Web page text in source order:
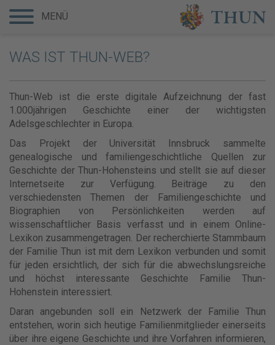
WAS IST THUN-WEB?
Thun-Web ist die erste digitale Aufzeichnung der fast
1.000jährigen Geschichte einer der wichtigsten
Adelsgeschlechter in Europa.
Das Projekt der Universität Innsbruck sammelte
genealogische und familiengeschichtliche Quellen zur
Geschichte der Thun-Hohensteins und stellt sie auf dieser
Internetseite zur Verfügung. Beiträge zu den
verschiedensten Themen der Familiengeschichte und
Biographien von Persönlichkeiten werden auf
wissenschaftlicher Basis verfasst und in einem Online-
Lexikon zusammengetragen. Der recherchierte Stammbaum
der Familie Thun ist mit dem Lexikon verbunden und somit
für jeden ersichtlich, der sich für die abwechslungsreiche
und höchst interessante Geschichte Familie Thun-
Hohenstein interessiert.
Daran angebunden soll ein Netzwerk der Familie Thun
entstehen, worin sich heutige Familienmitglieder einerseits
über ihre eigene Geschichte und ihre Vorfahren informieren,
MENÜ